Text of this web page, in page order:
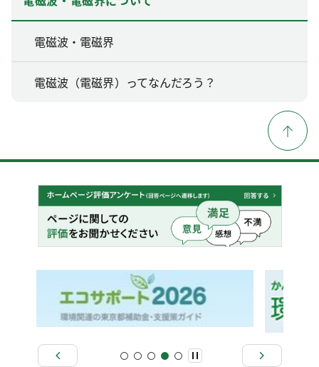
電磁波・電磁界
電磁波（電磁界）ってなんだろう？